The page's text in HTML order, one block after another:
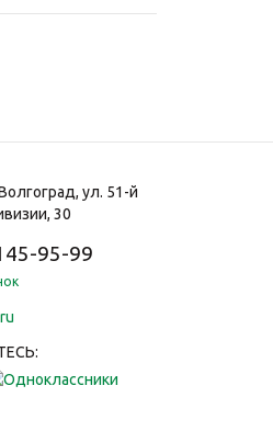
ул. 51-й
30
95-99